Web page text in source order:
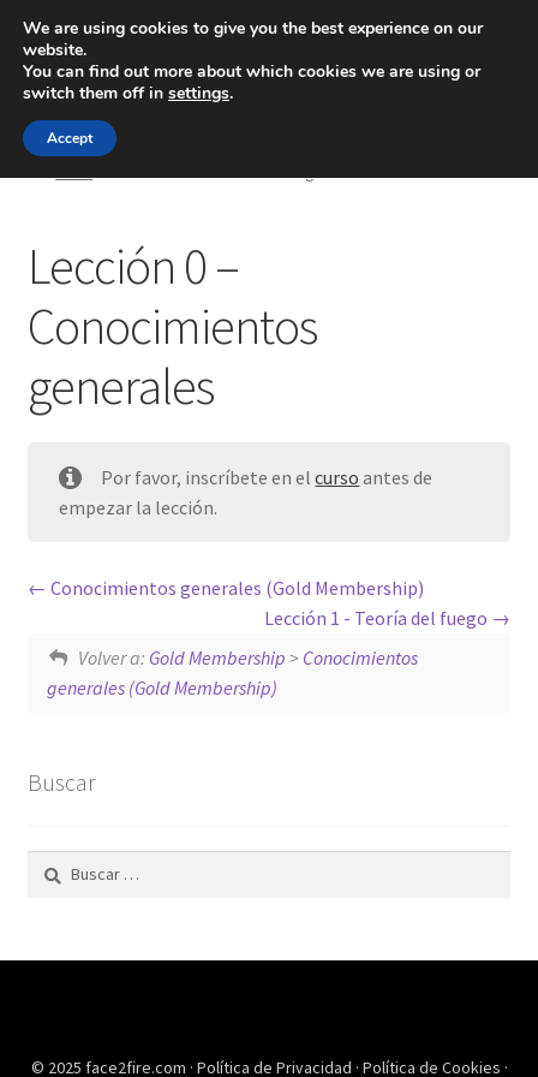
Inicio
Ingeniería
Contacto
Lección 0 –
Conocimientos
generales
Por favor, inscríbete en elcurso antes de
empezar la lección.
Conocimientos generales (Gold Membership)
Lección 1 - Teoría del fuego
Volver a: Gold Membership > Conocimientos
generales (Gold Membership)
Buscar
Buscar:
© 2025 face2fire.com · Política de Privacidad · Política de Cookies ·
We are using cookies to give you the best experience on our
website.
You can find out more about which cookies we are using or
switch them off in settings.
Accept